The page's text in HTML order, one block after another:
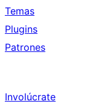
Temas
Plugins
Patrones
Involúcrate